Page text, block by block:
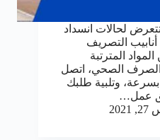
لحالات انسداد
التصريف
المترتبة
الصرف الصحي، اتصل
وتلبية طلبك
عمل…